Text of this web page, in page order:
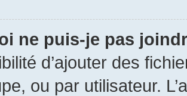
ne puis-je pas
d’ajouter des
ou par utilisateur.